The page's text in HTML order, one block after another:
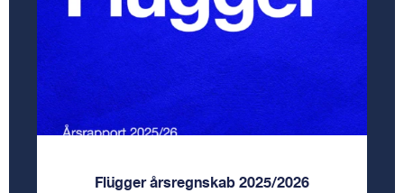
Flügger årsregnskab 2025/2026